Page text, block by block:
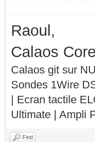
Raoul,
Calaos
Calaos git sur
Sondes 1Wire
| Ecran tactile
Ultimate | Ampli
Find